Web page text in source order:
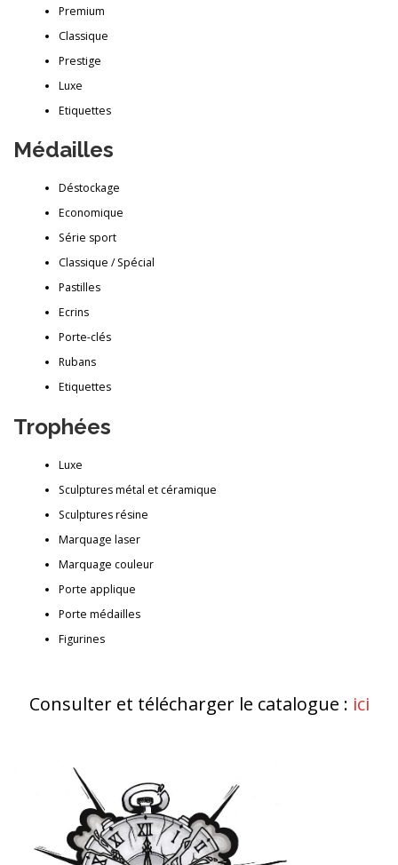
Premium
Classique
Prestige
Luxe
Etiquettes
Médailles
Déstockage
Economique
Série sport
Classique / Spécial
Pastilles
Ecrins
Porte-clés
Rubans
Etiquettes
Trophées
Luxe
Sculptures métal et céramique
Sculptures résine
Marquage laser
Marquage couleur
Porte applique
Porte médailles
Figurines
Consulter et télécharger le catalogue : ici